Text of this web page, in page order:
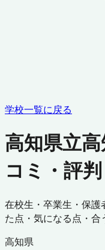
学校一覧に戻る
高知県立
コミ・評判
在校生・卒業生・保護
た点・気になる点・合
高知県